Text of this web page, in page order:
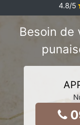
4.8/5
Besoin de